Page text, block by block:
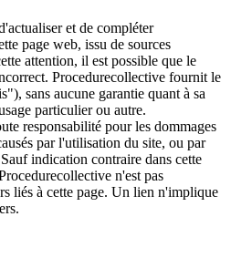
et de compléter
page web, issu de sources
attention, il est possible que le
Procedurecollective fournit le
sans aucune garantie quant à sa
particulier ou autre.
responsabilité pour les dommages
par l'utilisation du site, ou par
indication contraire dans cette
n'est pas
liés à cette page. Un lien n'implique